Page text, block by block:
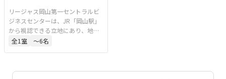
リージャス岡山第一セントラルビ
ジネスセンターは、JR「岡山駅」
から視認できる立地にあり、地下
街からのダイレクトアクセスが可
全1 室 〜6名